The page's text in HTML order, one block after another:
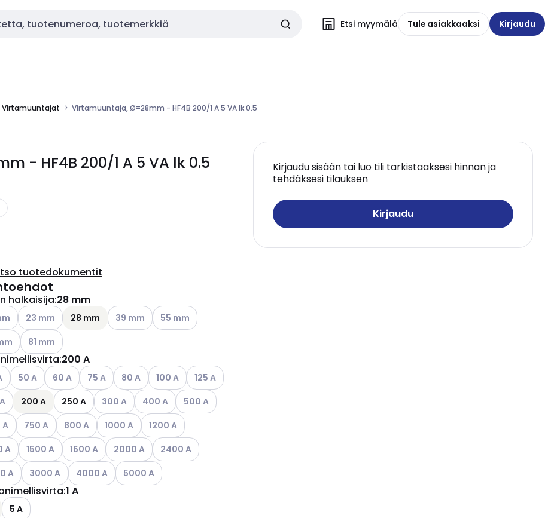
Etsi myymälä Tule asiakkaaksi Kirjaudu
Virtamuuntajat Virtamuuntaja, Ø=28mm - HF4B 200/1 A 5 VA lk 0.5
- HF4B 200/1 A 5 VA lk 0.5
Kirjaudu sisään tai luo tili tarkistaaksesi hinnan ja
tehdäksesi tilauksen
Kirjaudu
tuotedokumentit
halkaisija:28 mm
olevat vaihtoehdot
Katso käytettävissä olevat vaihtoehdot
23 mm 28 mm Katso käytettävissä olevat vaihtoehdot
39 mm Katso käytettävissä olevat vaihtoehdot
55 mm
olevat vaihtoehdot
Katso käytettävissä olevat vaihtoehdot
81 mm
:200 A
käytettävissä olevat vaihtoehdot
Katso käytettävissä olevat vaihtoehdot
50 A Katso käytettävissä olevat vaihtoehdot
60 A Katso käytettävissä olevat vaihtoehdot
75 A Katso käytettävissä olevat vaihtoehdot
80 A Katso käytettävissä olevat vaihtoehdot
100 A Katso käytettävissä olevat vaihtoehdot
125 A
käytettävissä olevat vaihtoehdot
200 A 250 A Katso käytettävissä olevat vaihtoehdot
300 A Katso käytettävissä olevat vaihtoehdot
400 A Katso käytettävissä olevat vaihtoehdot
500 A
käytettävissä olevat vaihtoehdot
A Katso käytettävissä olevat vaihtoehdot
750 A Katso käytettävissä olevat vaihtoehdot
800 A Katso käytettävissä olevat vaihtoehdot
1000 A Katso käytettävissä olevat vaihtoehdot
1200 A
olevat vaihtoehdot
A Katso käytettävissä olevat vaihtoehdot
1500 A Katso käytettävissä olevat vaihtoehdot
1600 A Katso käytettävissä olevat vaihtoehdot
2000 A Katso käytettävissä olevat vaihtoehdot
2400 A
käytettävissä olevat vaihtoehdot
A Katso käytettävissä olevat vaihtoehdot
3000 A Katso käytettävissä olevat vaihtoehdot
4000 A Katso käytettävissä olevat vaihtoehdot
5000 A
:1 A
5 A